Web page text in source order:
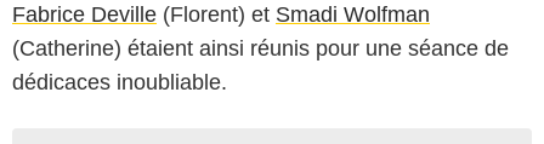
Fabrice Deville (Florent) et Smadi Wolfman
(Catherine) étaient ainsi réunis pour une séance de
dédicaces inoubliable.